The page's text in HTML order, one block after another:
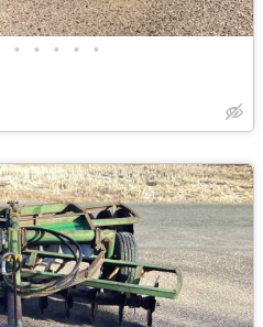
• • • • •